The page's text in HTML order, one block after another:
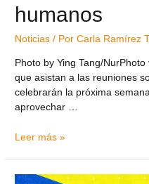
humanos
Noticias / PorCarla Ramírez
Photo by Ying Tang/
que asistan a las reuniones
celebrarán la próxima
aprovechar …
Leer más »